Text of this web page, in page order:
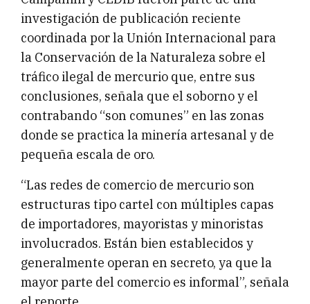
investigación de publicación reciente
coordinada por la Unión Internacional para
la Conservación de la Naturaleza sobre el
tráfico ilegal de mercurio que, entre sus
conclusiones, señala que el soborno y el
contrabando “son comunes” en las zonas
donde se practica la minería artesanal y de
pequeña escala de oro.
“Las redes de comercio de mercurio son
estructuras tipo cartel con múltiples capas
de importadores, mayoristas y minoristas
involucrados. Están bien establecidos y
generalmente operan en secreto, ya que la
mayor parte del comercio es informal”, señala